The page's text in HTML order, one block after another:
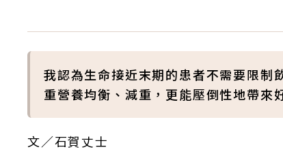
我認為生命接近末期的患者不需要限制
重營養均衡、減重，更能壓倒性地帶來
文／石賀丈士